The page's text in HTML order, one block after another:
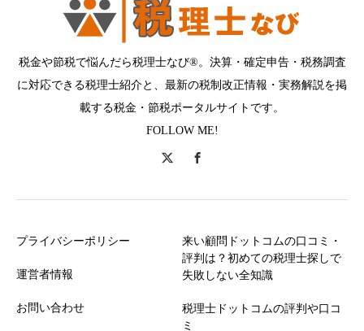
税金や節税で悩んだら税理士なび®。決算・確定申告・税務調査
に対応できる税理士紹介と、最新の税制改正情報・実務解説を掲
載する税金・節税ポータルサイトです。
FOLLOW ME!
プライバシーポリシー
運営者情報
お問い合わせ
来い顧問ドットコムの口コミ・
評判は？初めての税理士探しで
失敗しない全知識
税理士ドットコムの評判や口コ
ミ